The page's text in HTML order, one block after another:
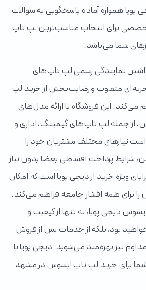
همواره آماده پاسخگویی به سوالات
تخصصی برای انتخاب مناسب‌ترین لپ تاپ
شما می‌باشد.
نمایندگی رسمی لپ تاپ‌های
متفاوت و رضایت‌بخش از خرید لپ
می‌کند. این فروشگاه با ارائه مدل‌های
از جمله لپ تاپ‌های گیمینگ، اداری و
نیازهای مختلف مشتریان خود را
شرایط پرداخت اقساطی بعضا بدون نیاز
ویژه خرید از دیجی پویا است که امکان
برای همه اقشار جامعه فراهم می‌کند.
دیجی پویا، نه تنها از کیفیت و
بود، بلکه از خدمات پس از فروش
نیز بهره‌مند می‌شوید. دیجی پویا با
شما برای خرید لپ تاپ ایسوس در مشهد